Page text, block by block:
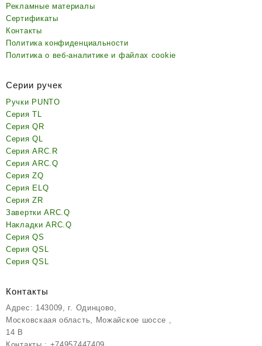
Рекламные материалы
Сертификаты
Контакты
Политика конфиденциальности
Политика о веб-аналитике и файлах cookie
Серии ручек
Ручки PUNTO
Серия TL
Серия QR
Серия QL
Серия ARC.R
Серия ARC.Q
Серия ZQ
Серия ELQ
Серия ZR
Завертки ARC.Q
Накладки ARC.Q
Серия QS
Серия QSL
Серия QSL
Контакты
Адрес: 143009, г. Одинцово,
Московскаая область, Можайское шоссе ,
14 В